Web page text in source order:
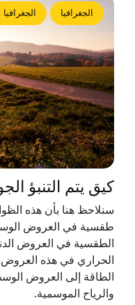
الجغرافيا
كيق يتم التنبؤ
سنلاحظ هنا بأن هذه
طقسية في العروض
الطقسية في العروض
الحراري في هذه
الطاقة إلى العروض
والرياح الموسمية.